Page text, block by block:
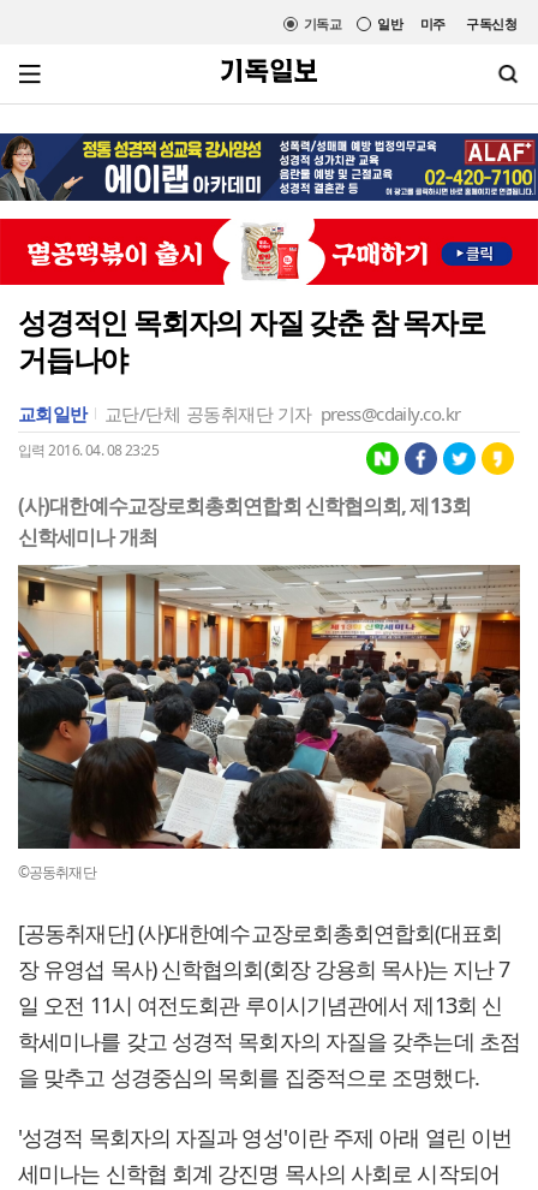
미주 구독신청
일반
기독교
성경적인 목회자의 자질 갖춘 참 목자로
거듭나야
교회일반 교단/단체 공동취재단 기자 press@cdaily.co.kr
입력 2016. 04. 08 23:25
(사)대한예수교장로회총회연합회 신학협의회, 제13회
신학세미나 개최
©공동취재단
[공동취재단] (사)대한예수교장로회총회연합회(대표회
장 유영섭 목사) 신학협의회(회장 강용희 목사)는 지난 7
일 오전 11시 여전도회관 루이시기념관에서 제13회 신
학세미나를 갖고 성경적 목회자의 자질을 갖추는데 초점
을 맞추고 성경중심의 목회를 집중적으로 조명했다.
'성경적 목회자의 자질과 영성'이란 주제 아래 열린 이번
세미나는 신학협 회계 강진명 목사의 사회로 시작되어